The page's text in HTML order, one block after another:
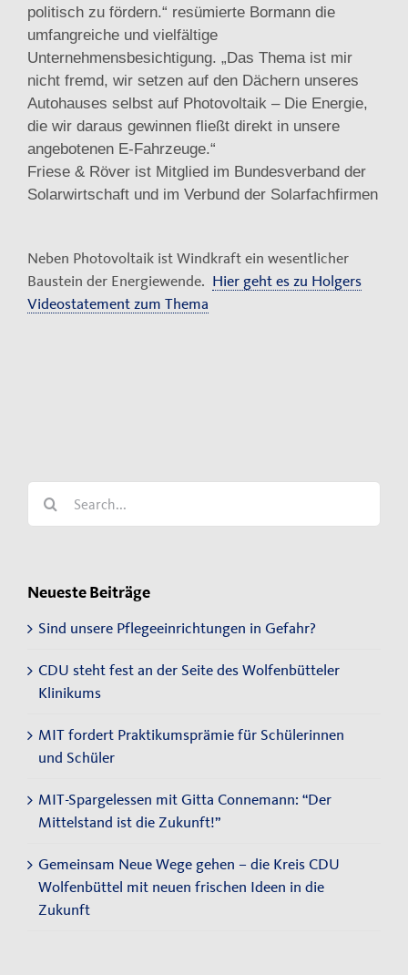
politisch zu fördern.“ resümierte Bormann die
umfangreiche und vielfältige
Unternehmensbesichtigung. „Das Thema ist mir
nicht fremd, wir setzen auf den Dächern unseres
Autohauses selbst auf Photovoltaik – Die Energie,
die wir daraus gewinnen fließt direkt in unsere
angebotenen E-Fahrzeuge.“
Friese & Röver ist Mitglied im Bundesverband der
Solarwirtschaft und im Verbund der Solarfachfirmen
Neben Photovoltaik ist Windkraft ein wesentlicher
Baustein der Energiewende. Hier geht es zu Holgers
Videostatement zum Thema
for:
Neueste Beiträge
Sind unsere Pflegeeinrichtungen in Gefahr?
CDU steht fest an der Seite des Wolfenbütteler
Klinikums
MIT fordert Praktikumsprämie für Schülerinnen
und Schüler
MIT-Spargelessen mit Gitta Connemann: “Der
Mittelstand ist die Zukunft!”
Gemeinsam Neue Wege gehen – die Kreis CDU
Wolfenbüttel mit neuen frischen Ideen in die
Zukunft